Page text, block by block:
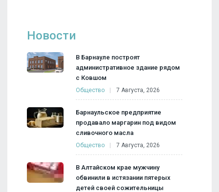
Новости
В Барнауле построят
административное здание рядом
с Ковшом
Общество 7 Августа, 2026
Барнаульское предприятие
продавало маргарин под видом
сливочного масла
Общество 7 Августа, 2026
В Алтайском крае мужчину
обвинили в истязании пятерых
детей своей сожительницы